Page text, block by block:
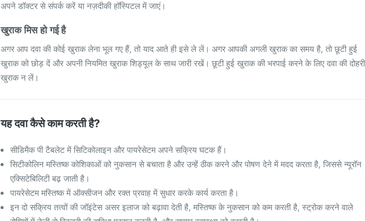
अपने डॉक्टर से संपर्क करें या नज़दीकी हॉस्पिटल में जाएं।
खुराक मिस हो गई है
अगर आप दवा की कोई खुराक लेना भूल गए हैं, तो याद आते ही इसे ले लें। अगर आपकी अगली खुराक का समय है, तो छूटी हुई
खुराक को छोड़ दें और अपनी नियमित खुराक शिड्यूल के साथ जारी रखें। छूटी हुई खुराक की भरपाई करने के लिए दवा की दोहरी
खुराक न लें।
यह दवा कैसे काम करती है?
सीडिमैक पी टैबलेट में सिटिकोलाइन और पायरेसेटम अपने सक्रिय घटक हैं।
सिटीकोलिन मस्तिष्क कोशिकाओं को नुकसान से बचाता है और उन्हें ठीक करने और पोषण देने में मदद करता है, जिससे न्यूरॉन
एक्सिटेबिलिटी बढ़ जाती है।
पायरेसेटम मस्तिष्क में ऑक्सीजन और रक्त प्रवाह में सुधार करके कार्य करता है।
इन दो सक्रिय तत्वों की जॉइंटेस असर इलाज को बढ़ावा देती है, मस्तिष्क के नुकसान को कम करती है, स्ट्रोक करने वाले